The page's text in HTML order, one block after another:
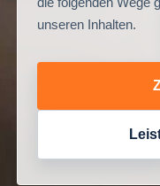
unseren Inhalten.